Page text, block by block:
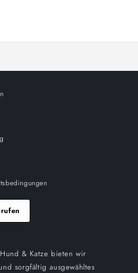
& Katze bieten wir
sorgfältig ausgewähltes